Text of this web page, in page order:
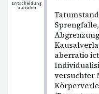
aberratio
versuchter
Entscheidung
aufrufen